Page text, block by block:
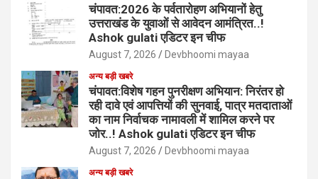
चंपावत:2026 के पर्वतारोहण अभियानों हेतु
उत्तराखंड के युवाओं से आवेदन आमंत्रित..!
Ashok gulati एडिटर इन चीफ
August 7, 2026 Devbhoomi mayaa
अन्य बड़ी खबरे
चंपावत:विशेष गहन पुनरीक्षण अभियान: निरंतर हो
रही दावे एवं आपत्तियों की सुनवाई, पात्र मतदाताओं
का नाम निर्वाचक नामावली में शामिल करने पर
जोर..! Ashok gulati एडिटर इन चीफ
August 7, 2026 Devbhoomi mayaa
अन्य बड़ी खबरे